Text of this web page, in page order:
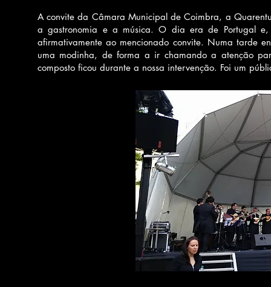
A convite da Câmara Municipal de Coimbra, a
a gastronomia e a música. O dia era de Portugal e,
afirmativamente ao mencionado convite. Numa tarde
uma modinha, de forma a ir chamando a atenção
composto ficou durante a nossa intervenção. Foi um